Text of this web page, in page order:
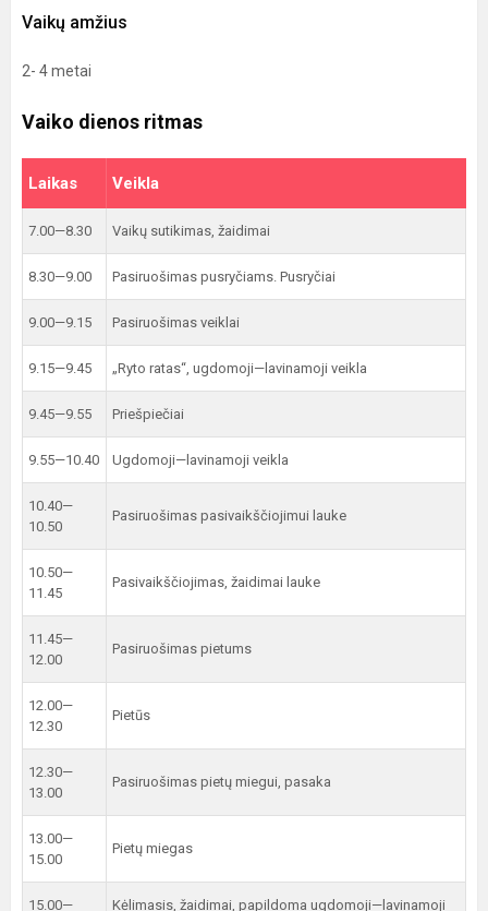
Vaikų amžius
2- 4 metai
Vaiko dienos ritmas
Laikas Veikla
7.00—8.30 Vaikų sutikimas, žaidimai
8.30—9.00 Pasiruošimas pusryčiams. Pusryčiai
9.00—9.15 Pasiruošimas veiklai
9.15—9.45 „Ryto ratas“, ugdomoji—lavinamoji veikla
9.45—9.55 Priešpiečiai
9.55—10.40 Ugdomoji—lavinamoji veikla
10.40—
10.50
Pasiruošimas pasivaikščiojimui lauke
10.50—
11.45
Pasivaikščiojimas, žaidimai lauke
11.45—
12.00
Pasiruošimas pietums
12.00—
12.30
Pietūs
12.30—
13.00
Pasiruošimas pietų miegui, pasaka
13.00—
15.00
Pietų miegas
15.00—
Kėlimasis, žaidimai, papildoma ugdomoji—lavinamoji